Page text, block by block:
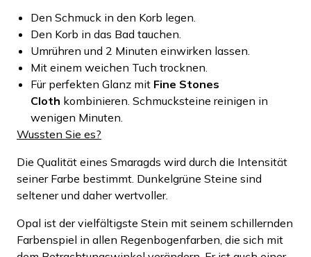
Den Schmuck in den Korb legen.
Den Korb in das Bad tauchen.
Umrühren und 2 Minuten einwirken lassen.
Mit einem weichen Tuch trocknen.
Für perfekten Glanz mit Fine Stones
Cloth kombinieren. Schmucksteine reinigen in
wenigen Minuten.
Wussten Sie es?
Die Qualität eines Smaragds wird durch die Intensität
seiner Farbe bestimmt. Dunkelgrüne Steine sind
seltener und daher wertvoller.
Opal ist der vielfältigste Stein mit seinem schillernden
Farbenspiel in allen Regenbogenfarben, die sich mit